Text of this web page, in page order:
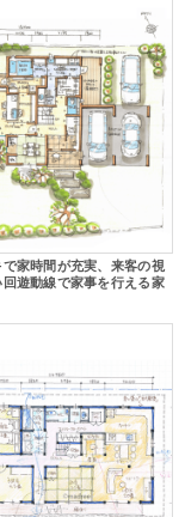
で家時間が充実、来客の視
遊動線で家事を行える家